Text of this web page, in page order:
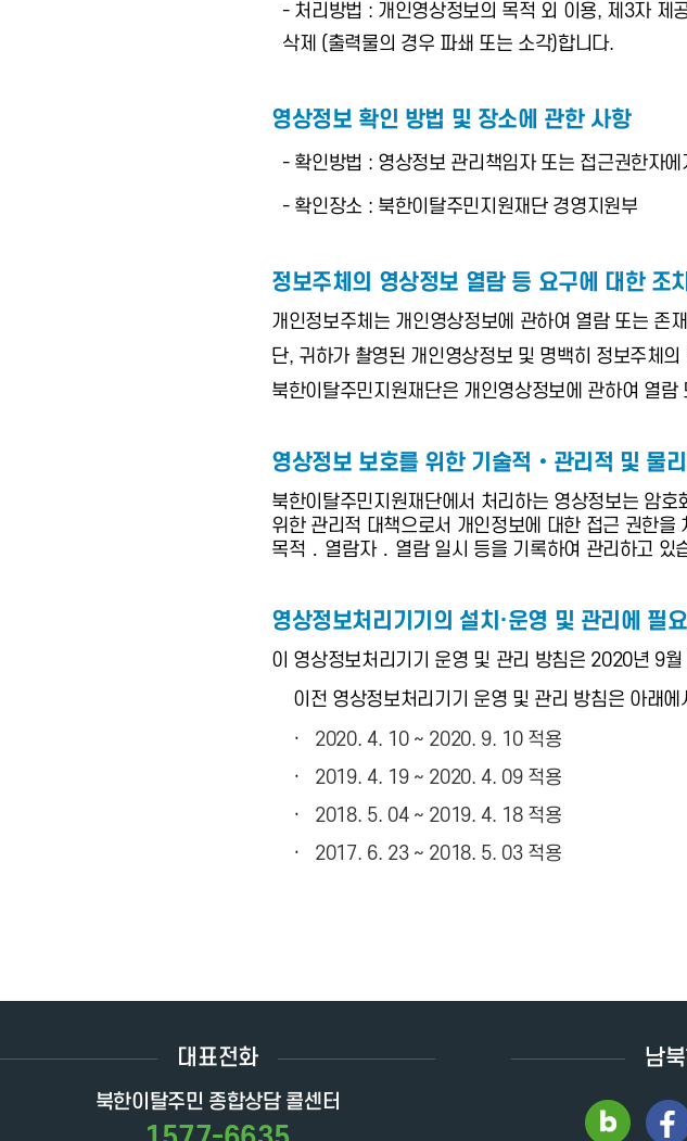
- 처리방법 : 개인영상정보의 목적 외 이용, 제3자 제
삭제 (출력물의 경우 파쇄 또는 소각)합니다.
영상정보 확인 방법 및 장소에 관한 사항
- 확인방법 : 영상정보 관리책임자 또는 접근권한자
- 확인장소 : 북한이탈주민지원재단 경영지원부
정보주체의 영상정보 열람 등 요구에 대한 조치
개인정보주체는 개인영상정보에 관하여 열람 또는 존
단, 귀하가 촬영된 개인영상정보 및 명백히 정보주체
북한이탈주민지원재단은 개인영상정보에 관하여 열
영상정보 보호를 위한 기술적‧관리적 및 물
북한이탈주민지원재단에서 처리하는 영상정보는 암
위한 관리적 대책으로서 개인정보에 대한 접근 권한
목적 ․ 열람자 ․ 열람 일시 등을 기록하여 관리하고
영상정보처리기기의 설치·운영 및 관리에 필
이 영상정보처리기기 운영 및 관리 방침은 2020년 9
이전 영상정보처리기기 운영 및 관리 방침은 아래
·
2020. 4. 10 ~ 2020. 9. 10 적용
·
2019. 4. 19 ~ 2020. 4. 09 적용
·
2018. 5. 04 ~ 2019. 4. 18 적용
·
2017. 6. 23 ~ 2018. 5. 03 적용
대표전화
북한이탈주민 종합상담 콜센터
남